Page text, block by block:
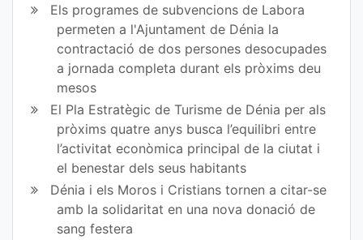
Els programes de subvencions de Labora
permeten a l'Ajuntament de Dénia la
contractació de dos persones desocupades
a jornada completa durant els pròxims deu
mesos
El Pla Estratègic de Turisme de Dénia per als
pròxims quatre anys busca l’equilibri entre
l’activitat econòmica principal de la ciutat i
el benestar dels seus habitants
Dénia i els Moros i Cristians tornen a citar-se
amb la solidaritat en una nova donació de
sang festera